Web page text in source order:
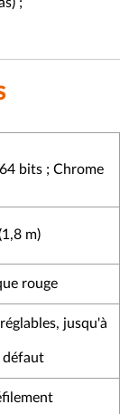
bits ; Chrome
m)
rouge
jusqu'à
défaut